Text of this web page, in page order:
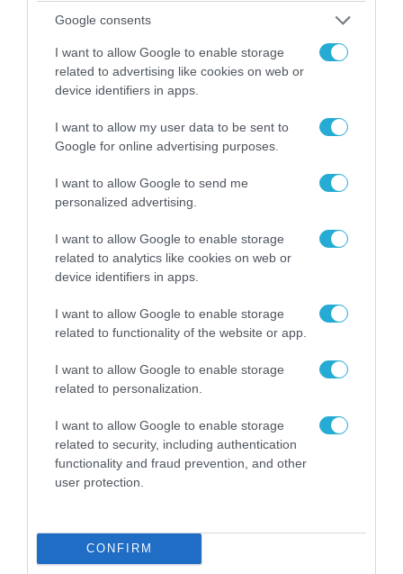
Google consents
I want to allow Google to enable storage
related to advertising like cookies on web or
device identifiers in apps.
I want to allow my user data to be sent to
Google for online advertising purposes.
I want to allow Google to send me
personalized advertising.
I want to allow Google to enable storage
related to analytics like cookies on web or
device identifiers in apps.
I want to allow Google to enable storage
related to functionality of the website or app.
I want to allow Google to enable storage
related to personalization.
I want to allow Google to enable storage
related to security, including authentication
functionality and fraud prevention, and other
user protection.
CONFIRM
09.08.2026 | 23:02
Νεοσύλλεκτοι Ουκρανοί στρατιώτες και
υπάλληλοι της TCC έτρεχαν πανικόβλητοι
αλλά… εξοντώθηκαν – Δείτε βίντεο
09.08.2026 | 19:02
Ρωσικό Su-34 προκάλεσε τον όλεθρο σε
κτίριο με Ουκρανούς στη Ζαπορίζια – Δείτε
βίντεο